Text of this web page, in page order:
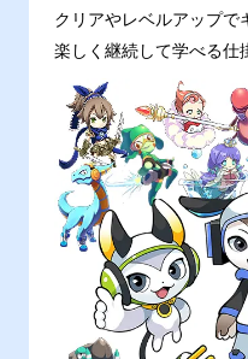
クリアやレベルアップで
楽しく継続して学べる仕